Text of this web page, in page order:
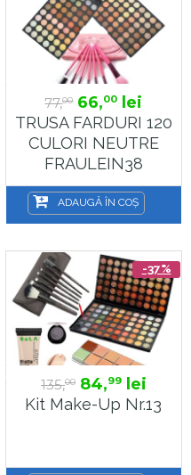
77,00 66,00 lei
TRUSA FARDURI 120
CULORI NEUTRE
FRAULEIN38
NEUTRAL NUDE + 7
Pensule Machiaj
ADAUGĂ ÎN COȘ
-37%
135,00 84,99lei
Kit Make-Up Nr.13